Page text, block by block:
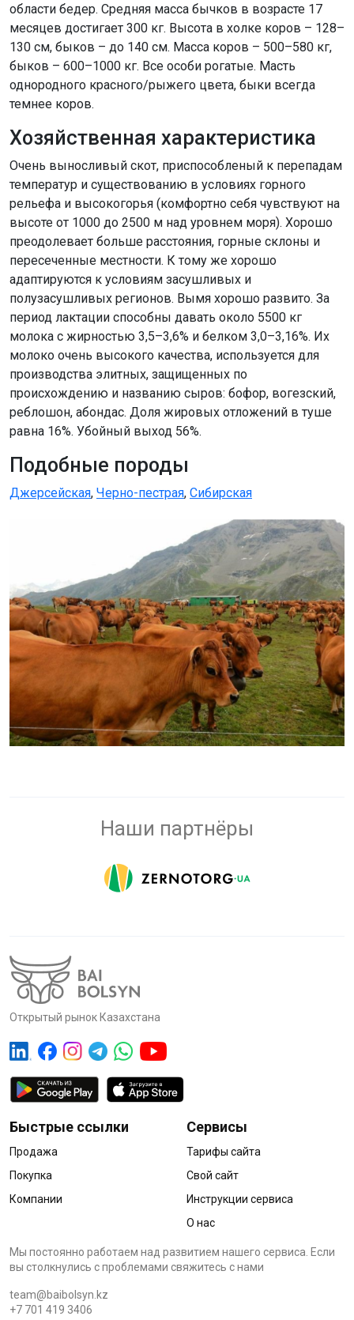
области бедер. Средняя масса бычков в возрасте 17
месяцев достигает 300 кг. Высота в холке коров – 128–
130 см, быков – до 140 см. Масса коров – 500–580 кг,
быков – 600–1000 кг. Все особи рогатые. Масть
однородного красного/рыжего цвета, быки всегда
темнее коров.
Хозяйственная характеристика
Очень выносливый скот, приспособленый к перепадам
температур и существованию в условиях горного
рельефа и высокогорья (комфортно себя чувствуют на
высоте от 1000 до 2500 м над уровнем моря). Хорошо
преодолевает больше расстояния, горные склоны и
пересеченные местности. К тому же хорошо
адаптируются к условиям засушливых и
полузасушливых регионов. Вымя хорошо развито. За
период лактации способны давать около 5500 кг
молока с жирностью 3,5–3,6% и белком 3,0–3,16%. Их
молоко очень высокого качества, используется для
производства элитных, защищенных по
происхождению и названию сыров: бофор, вогезский,
реблошон, абондас. Доля жировых отложений в туше
равна 16%. Убойный выход 56%.
Подобные породы
Джерсейская, Черно-пестрая, Сибирская
Наши партнёры
Открытый рынок Казахстана
Быстрые ссылки
Продажа
Покупка
Компании
Сервисы
Тарифы сайта
Свой сайт
Инструкции сервиса
О нас
Мы постоянно работаем над развитием нашего сервиса. Если
вы столкнулись с проблемами cвяжитесь с нами
team@baibolsyn.kz
+7 701 419 3406